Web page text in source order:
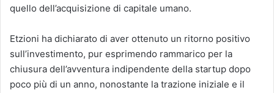
quello dell’acquisizione di capitale umano.
Etzioni ha dichiarato di aver ottenuto un ritorno positivo
sull’investimento, pur esprimendo rammarico per la
chiusura dell’avventura indipendente della startup dopo
poco più di un anno, nonostante la trazione iniziale e il